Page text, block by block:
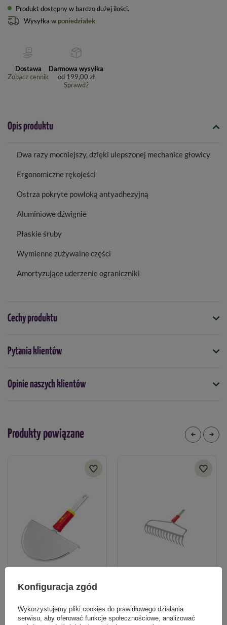
Produkt dostępny w bardzo dużej ilości
Wysyłka w poniedziałek
Dostawa
Zobacz cennik
Darmowa wysyłka
od 199,00 zł
Sprawdź
Opis produktu
Dwa razy mocniejszy, dzięki ulepszonej mechanice głowicy
Ergonomiczne rękojeści
Ostrza pokryte powłoką antyadhezyjną
Aluminiowe dźwignie
Płaskie śruby
Wymienne zużywalne części
Amortyzujące uderzenie ograniczniki
Cechy produktu
Symbol
4009269305518
Pytania klientów
Opinie naszych klientów
Produkty powiązane
142,99 zł 120,99 zł
Konfiguracja zgód
Wykorzystujemy pliki cookies do prawidłowego działania
serwisu, aby oferować funkcje społecznościowe, analizować